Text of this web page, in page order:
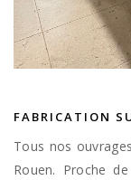
FABRICATION
Tous nos
Rouen. Proche